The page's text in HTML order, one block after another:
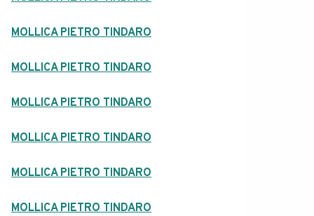
MOLLICA PIETRO TINDARO
MOLLICA PIETRO TINDARO
MOLLICA PIETRO TINDARO
MOLLICA PIETRO TINDARO
MOLLICA PIETRO TINDARO
MOLLICA PIETRO TINDARO